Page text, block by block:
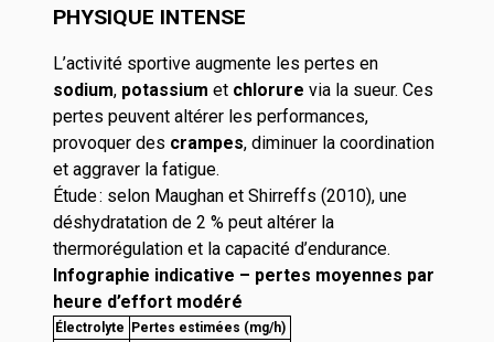
PHYSIQUE INTENSE
L’activité sportive augmente les pertes en
sodium, potassium et chlorure via la sueur. Ces
pertes peuvent altérer les performances,
provoquer des crampes, diminuer la coordination
et aggraver la fatigue.
Étude: selon Maughan et Shirreffs (2010), une
déshydratation de 2 % peut altérer la
thermorégulation et la capacité d’endurance.
Infographie indicative – pertes moyennes par
heure d’effort modéré
Électrolyte
Pertes estimées (mg/h)